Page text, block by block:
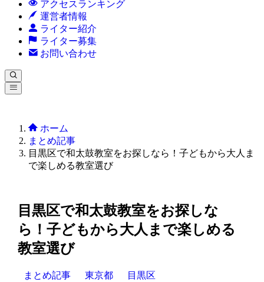
アクセスランキング
運営者情報
ライター紹介
ライター募集
お問い合わせ
ホーム
まとめ記事
目黒区で和太鼓教室をお探しなら！子どもから大人ま
で楽しめる教室選び
目黒区で和太鼓教室をお探しな
ら！子どもから大人まで楽しめる
教室選び
まとめ記事 東京都
目黒区